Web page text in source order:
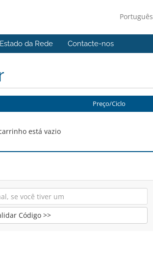
Português
Estado da Rede Contacte-nos
Preço/Ciclo
está vazio
Código >>